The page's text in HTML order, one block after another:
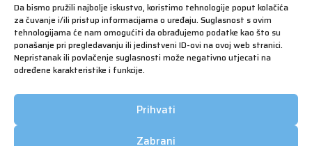
Da bismo pružili najbolje iskustvo, koristimo tehnologije poput kolačića
za čuvanje i/ili pristup informacijama o uređaju. Suglasnost s ovim
tehnologijama će nam omogućiti da obrađujemo podatke kao što su
ponašanje pri pregledavanju ili jedinstveni ID-ovi na ovoj web stranici.
Nepristanak ili povlačenje suglasnosti može negativno utjecati na
određene karakteristike i funkcije.
Prihvati
Zabrani